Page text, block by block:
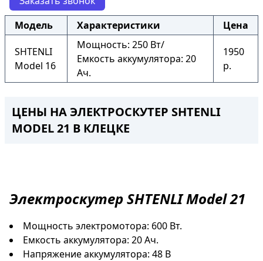
Модель
Характеристики Цена
SHTENLI
Model 16
Мощность: 250 Вт/
Емкость аккумулятора: 20
Ач.
1950
р.
ЦЕНЫ НА ЭЛЕКТРОСКУТЕР SHTENLI
MODEL 21 В КЛЕЦКЕ
ЭлектроскутерSHTENLI Model 21
Мощность электромотора: 600 Вт.
Емкость аккумулятора: 20 Ач.
Напряжение аккумулятора: 48 В